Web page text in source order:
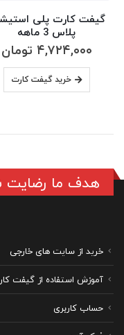
گیفت کارت پلی
پلاس 3 ماهه
۴,۷۲۴,۰۰۰ تومان
خرید گیفت کارت
هدف ما
خرید از سایت های خارجی
آموزش استفاده از گیفت
حساب کاربری